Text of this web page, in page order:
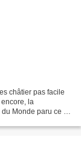
châtier pas facile
la
Monde paru ce 8